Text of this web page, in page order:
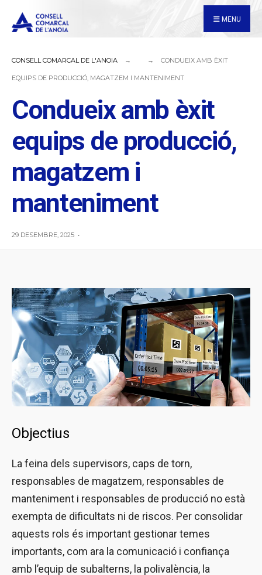
MENU
CONSELL COMARCAL DE L'ANOIA CONDUEIX AMB ÈXIT
EQUIPS DE PRODUCCIÓ, MAGATZEM I MANTENIMENT
Condueix amb èxit
equips de producció,
magatzem i
manteniment
29 DESEMBRE, 2025 •
Objectius
La feina dels supervisors, caps de torn,
responsables de magatzem, responsables de
manteniment i responsables de producció no està
exempta de dificultats ni de riscos. Per consolidar
aquests rols és important gestionar temes
importants, com ara la comunicació i confiança
amb l’equip de subalterns, la polivalència, la